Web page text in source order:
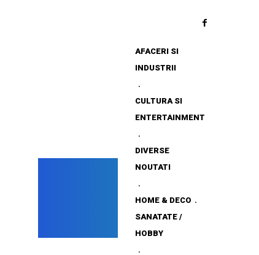
AFACERI SI
INDUSTRII
CULTURA SI
ENTERTAINMENT
DIVERSE
NOUTATI
HOME & DECO
SANATATE /
HOBBY